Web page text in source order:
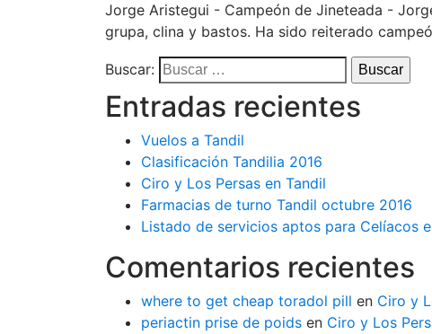
Jorge Aristegui - Campeón de Jineteada -
grupa, clina y bastos. Ha sido reiterado
Buscar:
Entradas recientes
Vuelos a Tandil
Clasificación Tandilia 2016
Ciro y Los Persas en Tandil
Farmacias de turno Tandil octubre 2016
Listado de servicios aptos para Celíacos
Comentarios recientes
where to get cheap toradol pill en Ciro y
periactin prise de poids en Ciro y Los